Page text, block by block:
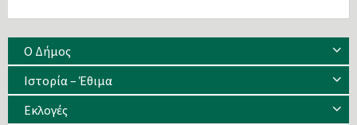
Ο Δήμος
Ιστορία – Έθιμα
Eκλογές